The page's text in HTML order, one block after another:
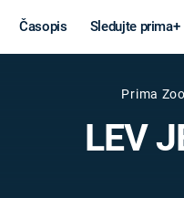
Časopis Sledujte prima+
Věda a
technika
Prima
LEV